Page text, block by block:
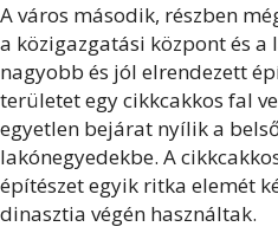
A város második, részben
a közigazgatási központ és
nagyobb és jól elrendezett
területet egy cikkcakkos fal
egyetlen bejárat nyílik a
lakónegyedekbe. A
építészet egyik ritka elemét
dinasztia végén használtak.